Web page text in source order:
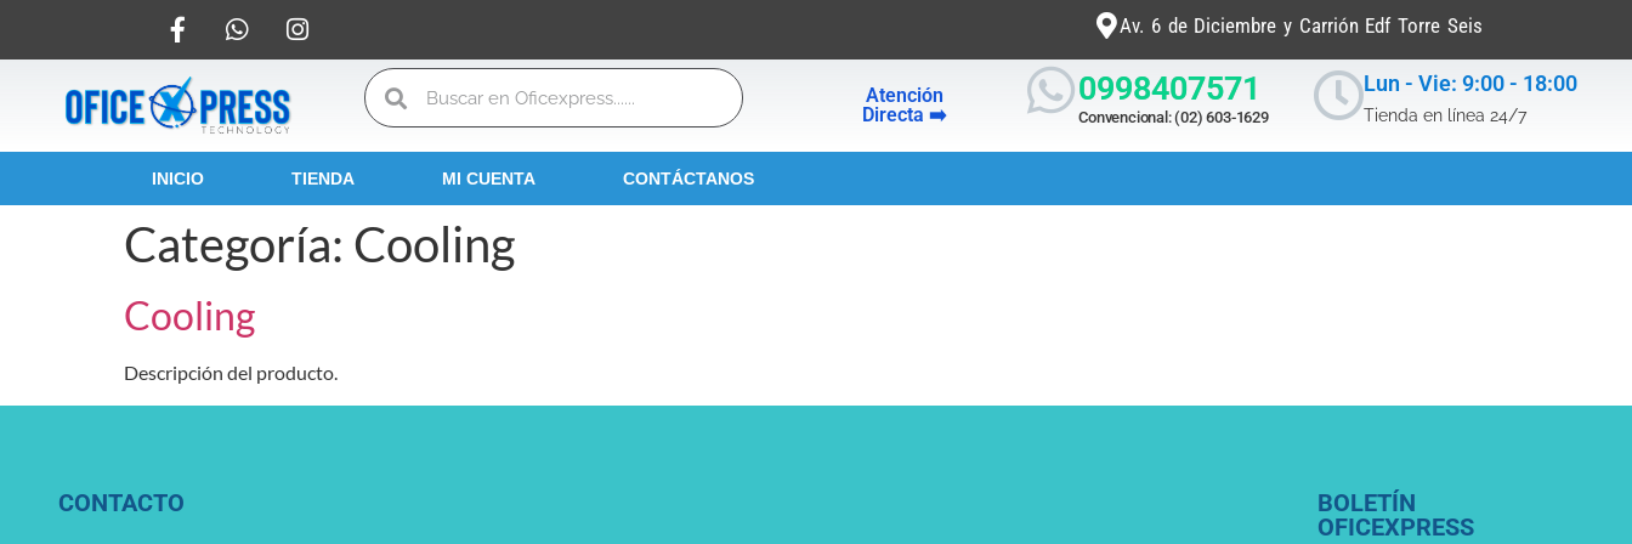
Av. 6 de Diciembre y Carrión Edf Torre Seis
Atención
Directa ➡️
0998407571
Convencional: (02) 603-1629
Lun - Vie: 9:00 - 18:00
Tienda en línea 24/7
INICIO TIENDA MI CUENTA CONTÁCTANOS
Categoría: Cooling
Cooling
Descripción del producto.
CONTACTO
BOLETÍN
OFICEXPRESS